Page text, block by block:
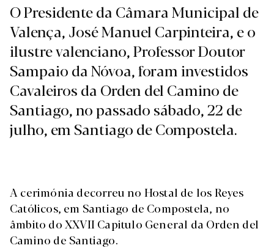
O Presidente da Câmara Municipal de
Valença, José Manuel Carpinteira, e o
ilustre valenciano, Professor Doutor
Sampaio da Nóvoa, foram investidos
Cavaleiros da Orden del Camino de
Santiago, no passado sábado, 22 de
julho, em Santiago de Compostela.
A cerimónia decorreu no Hostal de los Reyes
Católicos, em Santiago de Compostela, no
âmbito do XXVII Capitulo General da Orden del
Camino de Santiago.